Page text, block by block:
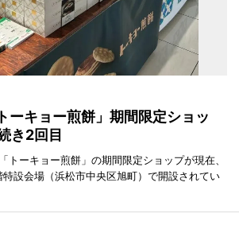
ーキョー煎餅」期間限定ショッ
き2回目
トーキョー煎餅」の期間限定ショップが現在、
設会場（浜松市中央区旭町）で開設されてい